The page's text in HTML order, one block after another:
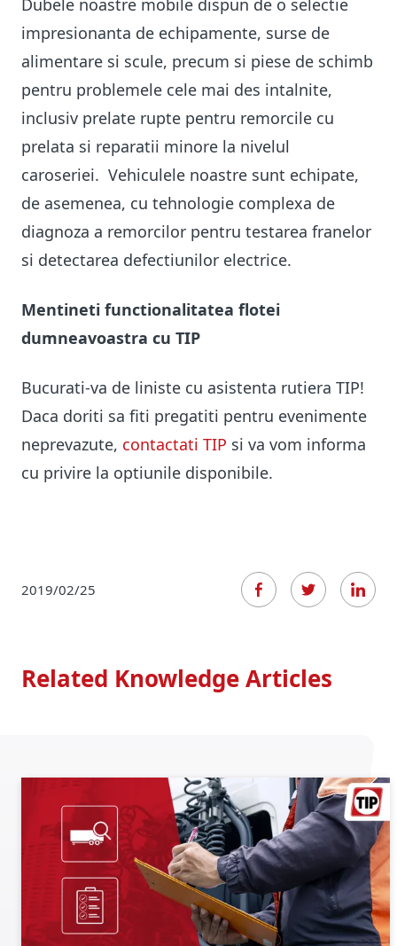
Dubele noastre mobile dispun de o selectie
impresionanta de echipamente, surse de
alimentare si scule, precum si piese de schimb
pentru problemele cele mai des intalnite,
inclusiv prelate rupte pentru remorcile cu
prelata si reparatii minore la nivelul
caroseriei. Vehiculele noastre sunt echipate,
de asemenea, cu tehnologie complexa de
diagnoza a remorcilor pentru testarea franelor
si detectarea defectiunilor electrice.
Mentineti functionalitatea flotei
dumneavoastra cu TIP
Bucurati-va de liniste cu asistenta rutiera TIP!
Daca doriti sa fiti pregatiti pentru evenimente
neprevazute, contactati TIP si va vom informa
cu privire la optiunile disponibile.
2019/02/25
Related Knowledge Articles